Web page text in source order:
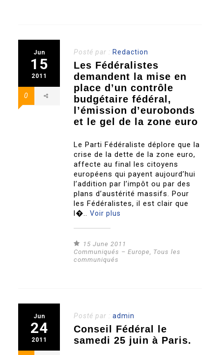
Jun
15
2011
0
Posté par : Redaction
Les Fédéralistes
demandent la mise en
place d’un contrôle
budgétaire fédéral,
l’émission d’eurobonds
et le gel de la zone euro
Le Parti Fédéraliste déplore que la
crise de la dette de la zone euro,
affecte au final les citoyens
européens qui payent aujourd’hui
l’addition par l’impôt ou par des
plans d’austérité massifs. Pour
les Fédéralistes, il est clair que
l�..Voir plus
15 June 2011
Communiqués – Europe, Tous les
communiqués
Jun
24
2011
Posté par :admin
Conseil Fédéral le
samedi 25 juin à Paris.